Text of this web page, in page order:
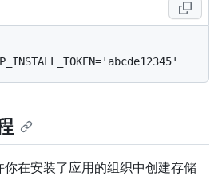
在安装了应用的组织中创建存储